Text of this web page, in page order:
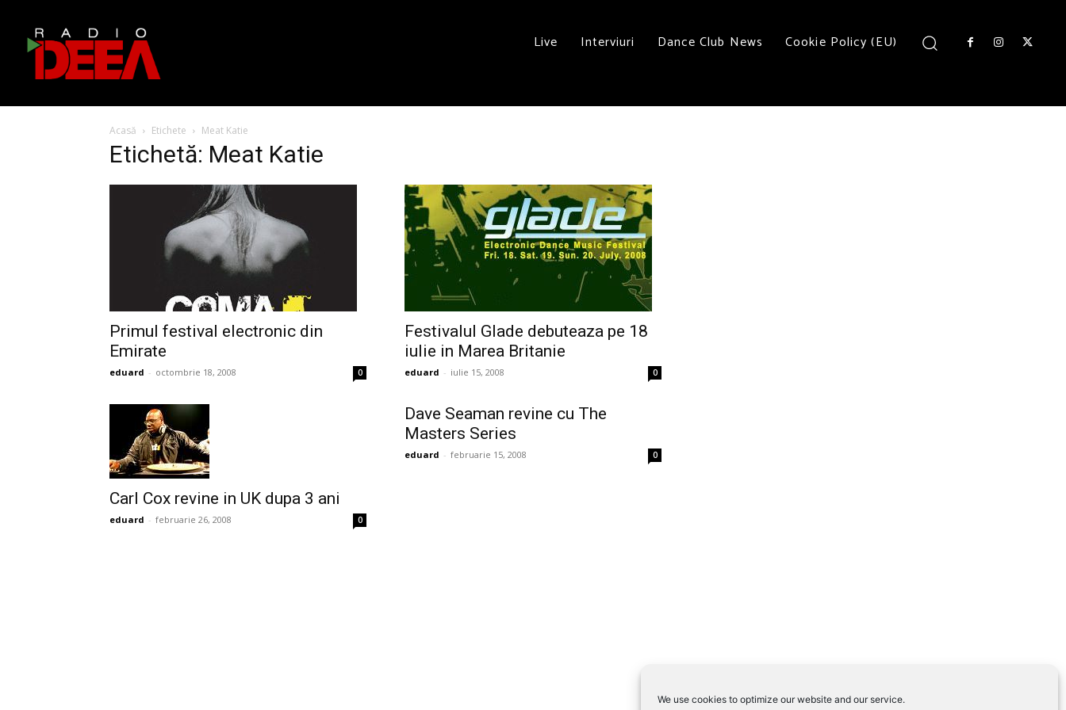
We use cookies to optimize our website and our service.
Live Interviuri Dance Club News Cookie Policy (EU)
Acasă Etichete Meat Katie
Etichetă: Meat Katie
Primul festival electronic din
Emirate
eduard - octombrie 18, 2008 0
Festivalul Glade debuteaza pe 18
iulie in Marea Britanie
eduard - iulie 15, 2008 0
Carl Cox revine in UK dupa 3 ani
eduard - februarie 26, 2008 0
Dave Seaman revine cu The
Masters Series
eduard - februarie 15, 2008 0